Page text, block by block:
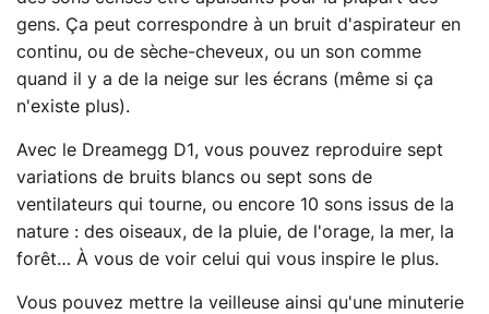
gens. Ça peut correspondre à un bruit d'aspirateur en
continu, ou de sèche-cheveux, ou un son comme
quand il y a de la neige sur les écrans (même si ça
n'existe plus).
Avec le Dreamegg D1, vous pouvez reproduire sept
variations de bruits blancs ou sept sons de
ventilateurs qui tourne, ou encore 10 sons issus de la
nature : des oiseaux, de la pluie, de l'orage, la mer, la
forêt… À vous de voir celui qui vous inspire le plus.
Vous pouvez mettre la veilleuse ainsi qu'une minuterie